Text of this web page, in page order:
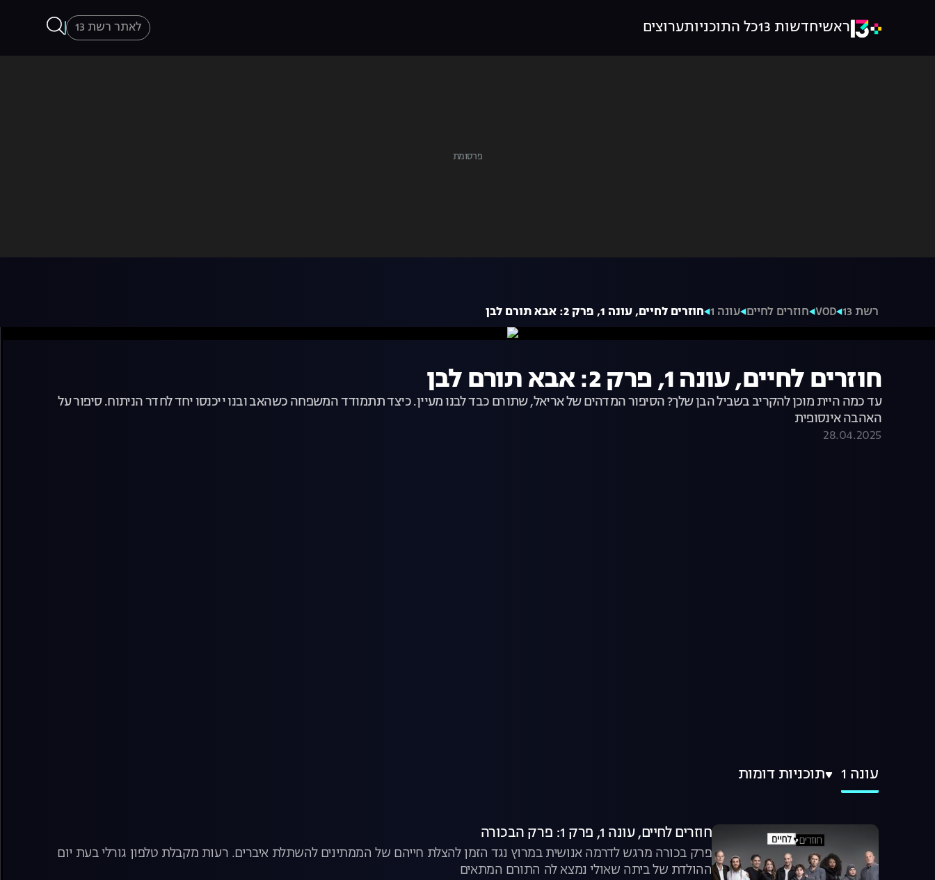
ראשיחדשות 13 כל התוכניותערוצים לאתר רשת 13
רשת 13 VOD חוזרים לחיים עונה 1 חוזרים לחיים, עונה 1, פרק 2: אבא תורם לבן
חוזרים לחיים, עונה 1, פרק 2: אבא תורם לבן
עד כמה היית מוכן להקריב בשביל הבן שלך? הסיפור המדהים של אריאל, שתורם כבד לבנו מעיין. כיצד תתמודד המשפחה כשהאב ובנו ייכנסו יחד לחדר הניתוח. סיפור על
האהבה אינסופית
28.04.2025
עונה 1 תוכניות דומות
חוזרים לחיים, עונה 1, פרק 1: פרק הבכורה
פרק בכורה מרגש לדרמה אנושית במרוץ נגד הזמן להצלת חייהם של הממתינים להשתלת איברים. רעות מקבלת טלפון גורלי בעת יום
ההולדת של ביתה שאולי נמצא לה התורם המתאים